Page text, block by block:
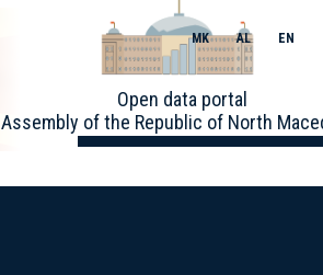
Open data portal
Assembly of the Republic of North
MK AL EN